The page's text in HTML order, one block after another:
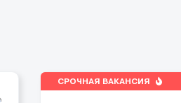
СРОЧНАЯ ВАКАНСИЯ